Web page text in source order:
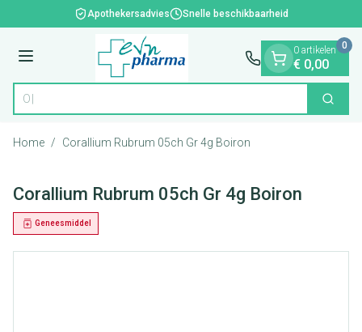
Ga naar de inhoudApothekersadvies Snelle beschikbaarheid
Menu
Product, merk, categorie...
Ontd Zoek
0 artikelen
€ 0,00
0
Home / Corallium Rubrum 05ch Gr 4g Boiron
Corallium Rubrum 05ch Gr 4g Boiron
Geneesmiddel